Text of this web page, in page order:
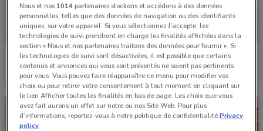
Toyota
Valable jusqu'au 27/01 2.6 km
Toyota
Valable jusqu'au 27/01
Nous et nos 1014partenaires stockons et accédons à des données
personnelles, telles que des données de navigation ou des identifiants
uniques, sur votre appareil. Si vous sélectionnez J'accepte, les
technologies de suivi prendront en charge les finalités affichées dans la
section « Nous et nos partenaires traitons des données pour fournir ». Si
les technologies de suivi sont désactivées, il est possible que certains
contenus et annonces qui vous sont présentés ne soient pas pertinents
pour vous. Vous pouvez faire réapparaître ce menu pour modifier vos
choix ou pour retirer votre consentement à tout moment en cliquant sur
le lien Afficher toutes les finalités en bas de page. Les choix que vous
avez fait aurons un effet sur notre ou nos Site Web. Pour plus
d’informations, reportez-vous à notre politique de confidentialité.Privacy
policy